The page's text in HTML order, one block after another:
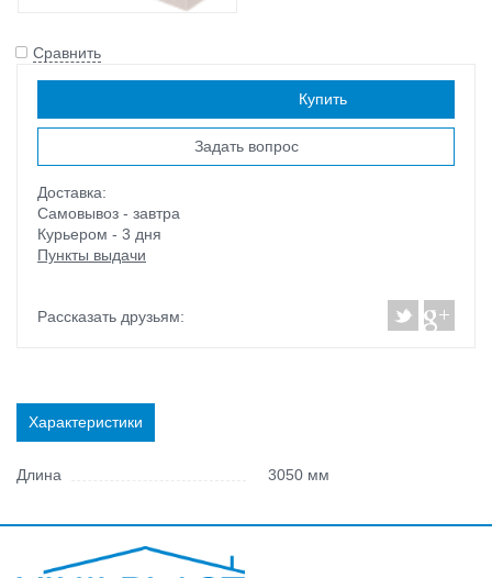
Сравнить
Купить
Задать вопрос
Доставка:
Самовывоз - завтра
Курьером - 3 дня
Пункты выдачи
Рассказать друзьям:
Характеристики
Длина 3050 мм